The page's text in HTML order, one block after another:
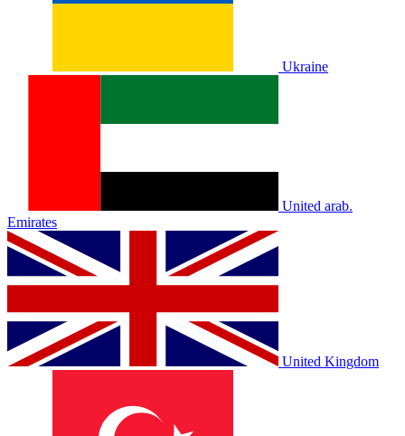
Ukraine
United arab.
Emirates
United Kingdom